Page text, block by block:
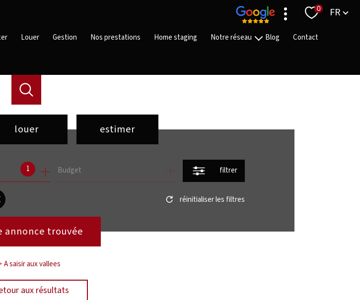
0 Langue
FR
Louer Gestion Nos prestations Home staging Notre réseau
Nos équipes
Blog Contact
louer
à l'année
de l'immo pro
estimer
1 Budget filtrer
annonce trouvée
réinitialiser les filtres
A saisir aux vallees
aux résultats